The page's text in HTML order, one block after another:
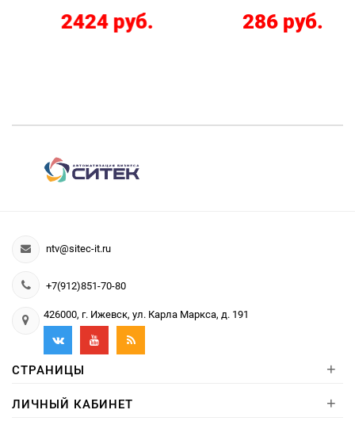
2424 руб. 286 руб.
ntv@sitec-it.ru
+7(912)851-70-80
426000, г. Ижевск, ул. Карла Маркса, д. 191
СТРАНИЦЫ +
ЛИЧНЫЙ КАБИНЕТ +